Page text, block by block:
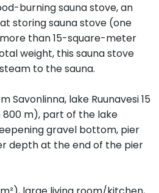
burning sauna stove, an
storing sauna stove (one
than 15-square-meter
weight, this sauna stove
to the sauna.
Savonlinna, lake Ruunavesi 15
800 m), part of the lake
gravel bottom, pier
depth at the end of the pier